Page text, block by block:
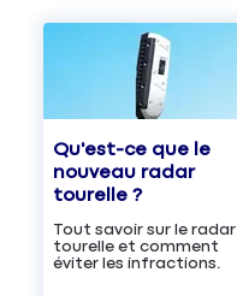
Qu'est-ce que le
nouveau radar
tourelle ?
Tout savoir sur le radar
tourelle et comment
éviter les infractions.